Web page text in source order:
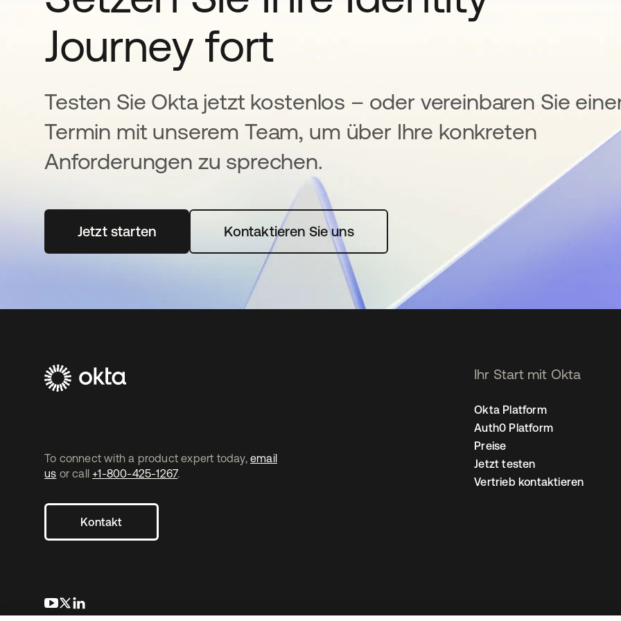
Journey fort
Testen Sie Okta jetzt kostenlos – oder vereinbaren Sie
Termin mit unserem Team, um über Ihre konkreten
Anforderungen zu sprechen.
Jetzt startenwird in einer neuen Registerkarte geöffnet
Kontaktieren Sie uns
To connect with a product expert today, email
us or call +1-800-425-1267.
Kontakt
wird in einer neuen Registerkarte geöffnet
wird in einer neuen Registerkarte geöffnet
Ihr Start mit Okta
Okta Platform
Auth0 Platform
Preise
Jetzt testen
Vertrieb kontaktieren